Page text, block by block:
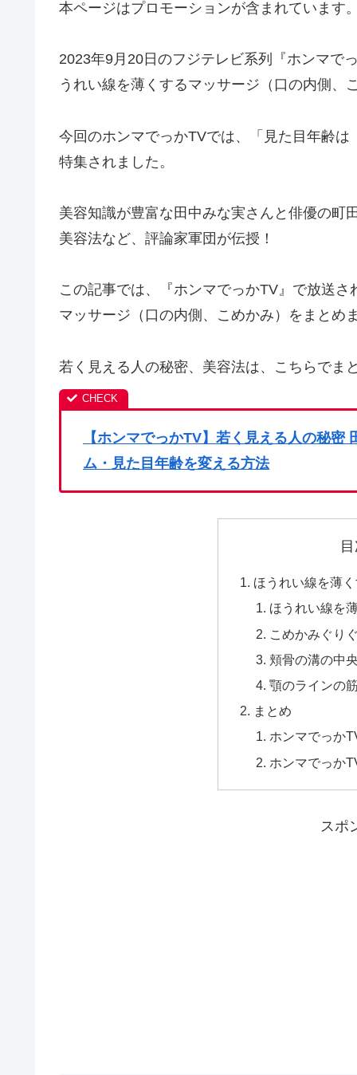
本ページはプロモーションが含まれています
2023年9月20日のフジテレビ系列『ホンマ
うれい線を薄くするマッサージ（口の内側、
今回のホンマでっかTVでは、「見た目年齢
特集されました。
美容知識が豊富な田中みな実さんと俳優の町
美容法など、評論家軍団が伝授！
この記事では、『ホンマでっかTV』で放送
マッサージ（口の内側、こめかみ）をまとめ
若く見える人の秘密、美容法は、こちらでま
【ホンマでっかTV】若く見える人の秘
ム・見た目年齢を変える方法
ほうれい線を薄
ほうれい線を
こめかみぐり
頬骨の溝の中
顎のラインの
まとめ
ホンマでっか
ホンマでっか
スポ